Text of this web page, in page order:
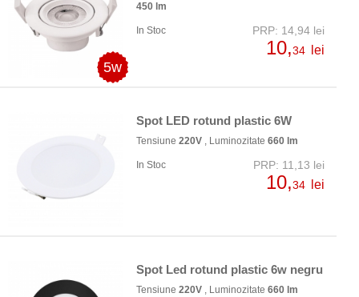
5w
450 lm
In Stoc PRP: 14,94 lei
10,34 lei
Spot LED rotund plastic 6W
Tensiune 220V , Luminozitate 660 lm
In Stoc PRP: 11,13 lei
10,34 lei
Spot Led rotund plastic 6w negru
Tensiune 220V , Luminozitate 660 lm